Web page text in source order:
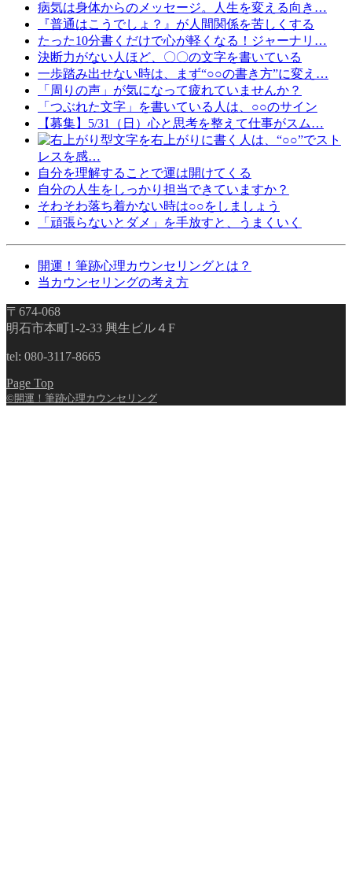
病気は身体からのメッセージ。人生を変える向き…
『普通はこうでしょ？』が人間関係を苦しくする
たった10分書くだけで心が軽くなる！ジャーナリ…
決断力がない人ほど、〇〇の文字を書いている
一歩踏み出せない時は、まず“○○の書き方”に変え…
「周りの声」が気になって疲れていませんか？
「つぶれた文字」を書いている人は、○○のサイン
【募集】5/31（日）心と思考を整えて仕事がスム…
文字を右上がりに書く人は、“○○”でスト
レスを感…
自分を理解することで運は開けてくる
自分の人生をしっかり担当できていますか？
そわそわ落ち着かない時は○○をしましょう
「頑張らないとダメ」を手放すと、うまくいく
開運！筆跡心理カウンセリングとは？
当カウンセリングの考え方
〒674-068
明石市本町1-2-33 興生ビル４F
tel: 080-3117-8665
Page Top
©開運！筆跡心理カウンセリング